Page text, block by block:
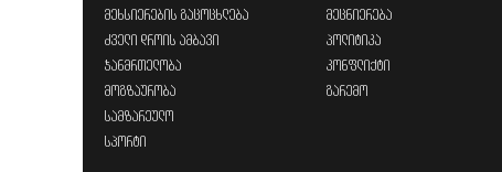
ᲛᲔᲮᲡᲘᲔᲠᲔᲑᲘᲡ ᲒᲐᲪᲝᲪᲮᲚᲔᲑᲐ
ᲫᲕᲔᲚᲘ ᲓᲠᲝᲘᲡ ᲐᲛᲑᲐᲕᲘ
ᲯᲐᲜᲛᲠᲗᲔᲚᲝᲑᲐ
ᲛᲝᲒᲖᲐᲣᲠᲝᲑᲐ
ᲡᲐᲛᲖᲐᲠᲔᲣᲚᲝ
ᲡᲞᲝᲠᲢᲘ
ᲛᲔᲪᲜᲘᲔᲠᲔᲑᲐ
ᲞᲝᲚᲘᲢᲘᲙᲐ
ᲙᲝᲜᲤᲚᲘᲥᲢᲘ
ᲒᲐᲠᲔᲛᲝ